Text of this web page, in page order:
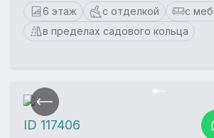
6 этаж с отделкой
с
в пределах садового кольца
ID 117406